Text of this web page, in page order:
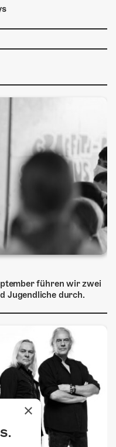
führen wir zwei
Jugendliche durch.
×